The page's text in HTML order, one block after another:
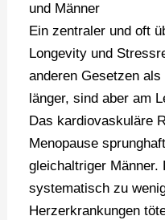
und Männer
Ein zentraler und oft
Longevity und
anderen Gesetzen
länger, sind aber am
Das kardiovaskuläre
Menopause
gleichaltriger Männer.
systematisch zu
Herzerkrankungen